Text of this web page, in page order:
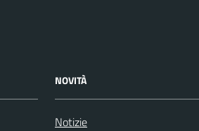
NOVITÀ
Notizie